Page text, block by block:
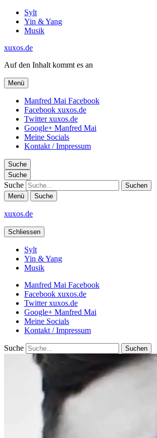
Sylt
Yin & Yang
Musik
xuxos.de
Auf den Inhalt kommt es an
Menü
Manfred Mai Facebook
Facebook xuxos.de
Twitter xuxos.de
Google+ Manfred Mai
Meine Socials
Kontakt / Impressum
Suche
Suche
Suche
Menü Suche
xuxos.de
Schliessen
Sylt
Yin & Yang
Musik
Manfred Mai Facebook
Facebook xuxos.de
Twitter xuxos.de
Google+ Manfred Mai
Meine Socials
Kontakt / Impressum
Suche